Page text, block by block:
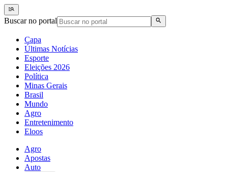
Buscar no portal
Capa
Últimas Notícias
Esporte
Eleições 2026
Política
Minas Gerais
Brasil
Mundo
Agro
Entretenimento
Eloos
Agro
Apostas
Auto